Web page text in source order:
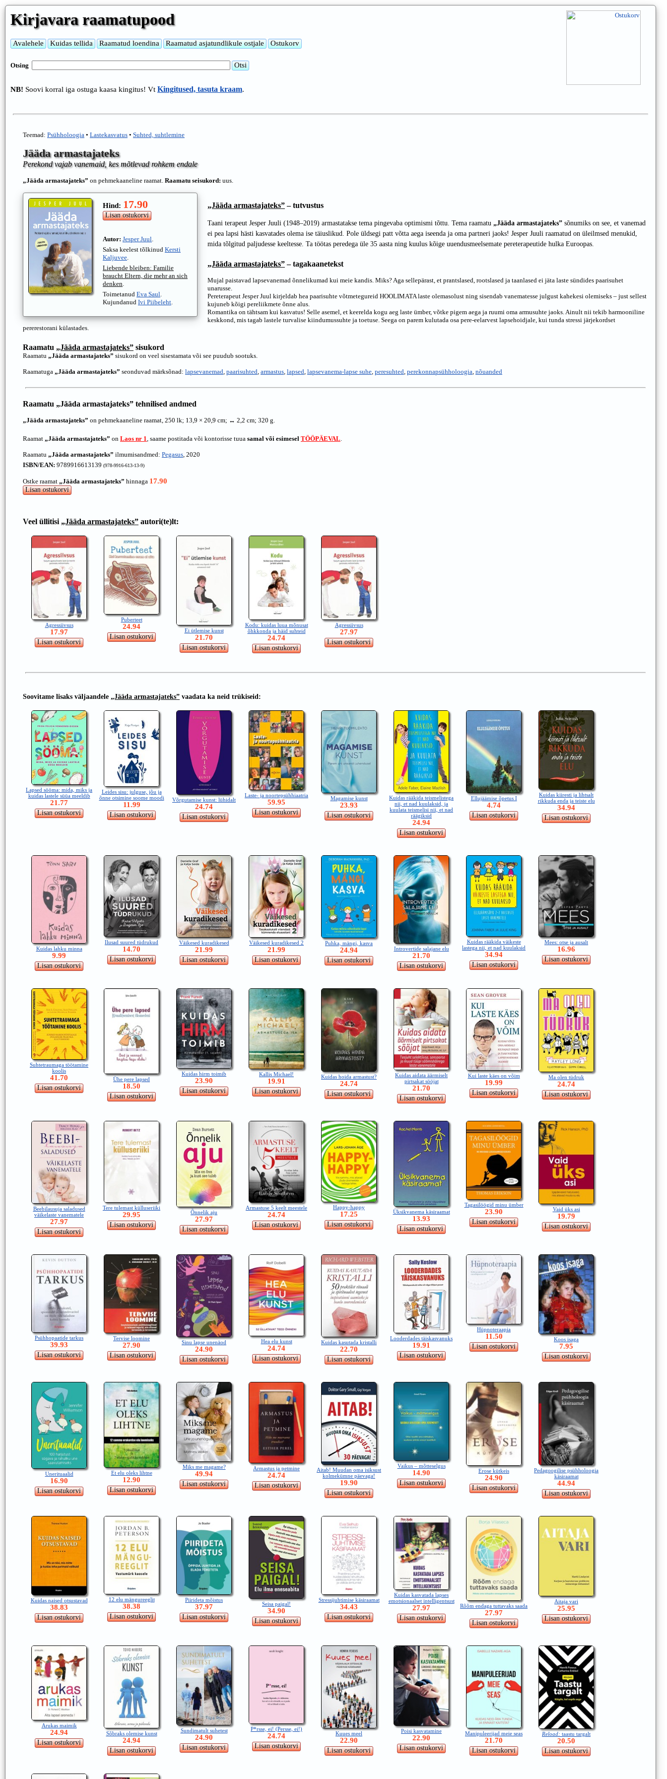
Kirjavara raamatupood
Otsing
NB! Soovi korral iga ostuga kaasa kingitus! Vt Kingitused, tasuta kraam.
Teemad: Psühholoogia • Lastekasvatus • Suhted, suhtlemine
Jääda armastajateks
Perekond vajab vanemaid, kes mõtlevad rohkem endale
„Jääda armastajateks” on pehmekaaneline raamat. Raamatu seisukord: uus.
Hind: 17.90
Autor: Jesper Juul.
Saksa keelest tõlkinud Kersti
Kaljuvee.
Liebende bleiben: Familie
braucht Eltern, die mehr an sich
denken.
Toimetanud Eva Saul.
Kujundanud Ivi Piibeleht.
„Jääda armastajateks”– tutvustus
Taani terapeut Jesper Juuli (1948–2019) armastatakse tema pingevaba optimismi tõttu. Tema raamatu „Jääda armastajateks” sõnumiks on see, et vanemad
ei pea lapsi hästi kasvatades olema ise täiuslikud. Pole üldsegi patt võtta aega iseenda ja oma partneri jaoks! Jesper Juuli raamatud on üleilmsed menukid,
mida tõlgitud paljudesse keeltesse. Ta töötas peredega üle 35 aasta ning kuulus kõige uuendusmeelsemate pereterapeutide hulka Euroopas.
„Jääda armastajateks”– tagakaanetekst
Mujal paistavad lapsevanemad õnnelikumad kui meie kandis. Miks? Aga sellepärast, et prantslased, rootslased ja taanlased ei jäta laste sündides paarisuhet
unarusse.
Pereterapeut Jesper Juul kirjeldab hea paarisuhte võtmetegureid HOOLIMATA laste olemasolust ning sisendab vanematesse julgust kahekesi olemiseks – just sellest
kujuneb kõigi pereliikmete õnne alus.
Romantika on tähtsam kui kasvatus! Selle asemel, et keerelda kogu aeg laste ümber, võtke pigem aega ja ruumi oma armusuhte jaoks. Ainult nii tekib harmooniline
keskkond, mis tagab lastele turvalise kiindumussuhte ja toetuse. Seega on parem kulutada osa pere-eelarvest lapsehoidjale, kui tunda stressi järjekordset
pererestorani külastades.
Raamatu „Jääda armastajateks” sisukord
Raamatu „Jääda armastajateks” sisukord on veel sisestamata või see puudub sootuks.
Raamatuga „Jääda armastajateks” seonduvad märksõnad: lapsevanemad, paarisuhted, armastus, lapsed, lapsevanema-lapse suhe, peresuhted, perekonnapsühholoogia, nõuanded
Raamatu „Jääda armastajateks” tehnilised andmed
„Jääda armastajateks” on pehmekaaneline raamat, 250 lk; 13,9 × 20,9 cm; ↔ 2,2 cm; 320 g.
Raamat „Jääda armastajateks” on Laos nr 1, saame postitada või kontorisse tuua samal või esimesel TÖÖPÄEVAL.
Raamatu „Jääda armastajateks” ilmumisandmed: Pegasus, 2020
ISBN/EAN: 9789916613139 (978-9916-613-13-9)
Ostke raamat „Jääda armastajateks” hinnaga 17.90
Veel üllitisi „Jääda armastajateks” autori(te)lt:
Agressiivsus
17.97
Puberteet
24.94 Ei ütlemise kunst
21.70
Kodu: kuidas luua mõnusat
õhkkonda ja häid suhteid
24.74
Agressiivsus
27.97
Soovitame lisaks väljaandele „Jääda armastajateks” vaadata ka neid trükiseid:
Lapsed sööma: mida, miks ja
kuidas lastele süüa meeldib
21.77
Leides sisu: julguse, jõu ja
õnne otsimine soome moodi
11.99
Võrgutamise kunst: lühidalt
24.74
Laste- ja noortepsühhiaatria
59.95
Magamise kunst
23.93
Kuidas rääkida teismelistega
nii, et nad kuulaksid, ja
kuulata teismelisi nii, et nad
räägiksid
24.94
Ellujäämise õpetus I
4.74
Kuidas kiiresti ja lihtsalt
rikkuda enda ja teiste elu
34.94
Kuidas lahku minna
9.99
Ilusad suured tüdrukud
14.70
Väikesed kuradikesed
21.99
Väikesed kuradikesed 2
21.99
Puhka, mängi, kasva
24.94 Introvertide salajane elu
21.70
Kuidas rääkida väikeste
lastega nii, et nad kuulaksid
34.94
Mees: otse ja ausalt
16.96
Suhtetraumaga töötamine
koolis
41.70 Ühe pere lapsed
18.50
Kuidas hirm toimib
23.90
Kallis Michael!
19.91
Kuidas hoida armastust?
24.74
Kuidas aidata äärmiselt
pirtsakat sööjat
21.70
Kui laste käes on võim
19.99
Ma olen tüdruk
24.74
Beebilausuja saladused
väikelaste vanematele
27.97
Tere tulemast külluseriiki
29.95 Õnnelik aju
27.97
Armastuse 5 keelt meestele
24.74
Happy-happy
17.25 Üksikvanema käsiraamat
13.93
Tagasilöögid minu ümber
23.90 Vaid üks asi
19.79
Psühhopaatide tarkus
39.93
Tervise loomine
27.90 Sinu lapse unenäod
24.90
Hea elu kunst
24.74
Kuidas kasutada kristalli
22.70
Looderdades täiskasvanuks
19.91
Hüpnoteraapia
11.50 Koos isaga
7.95
Unerituaalid
16.90
Et elu oleks lihtne
12.90
Miks me magame?
49.94
Armastus ja petmine
24.74
Aitab! Muudan oma isiksust
kolmekümne päevaga!
19.90
Vaikus – mõtteselgus
14.90 Erose kütkeis
24.90
Pedagoogilise psühholoogia
käsiraamat
44.94
Kuidas naised otsustavad
38.83
12 elu mängureeglit
38.38
Piirideta mõistus
37.97 Seisa paigal!
34.90
Stressijuhtimise käsiraamat
34.43
Kuidas kasvatada lapses
emotsionaalset intelligentsust
27.97 Rõõm endaga tuttavaks saada
27.97
Aitaja vari
25.95
Arukas maimik
24.94 Sõbraks olemise kunst
24.94
Sundimatult suhetest
24.90
P*rsse, ei! (Persse, ei!)
24.74 Kuues meel
22.90
Poisi kasvatamine
22.90
Manipuleerijad meie seas
21.70
Reload: taastu targalt
20.50